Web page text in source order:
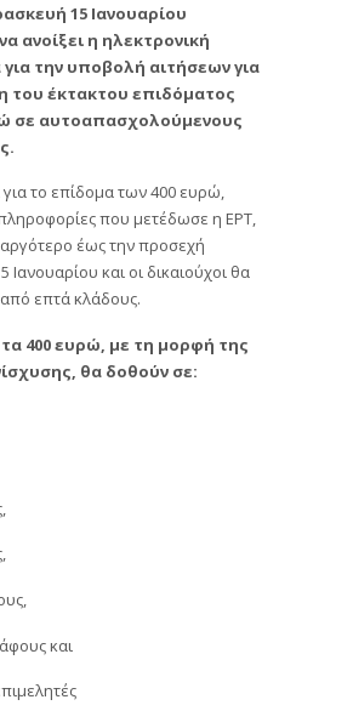
15 Ιανουαρίου
ανοίξει η ηλεκτρονική
την υποβολή αιτήσεων για
του έκτακτου επιδόματος
σε αυτοαπασχολούμενους
το επίδομα των 400 ευρώ,
που μετέδωσε η ΕΡΤ,
αργότερο έως την προσεχή
και οι δικαιούχοι θα
επτά κλάδους.
τα 400 ευρώ, με τη μορφή της
θα δοθούν σε:
και